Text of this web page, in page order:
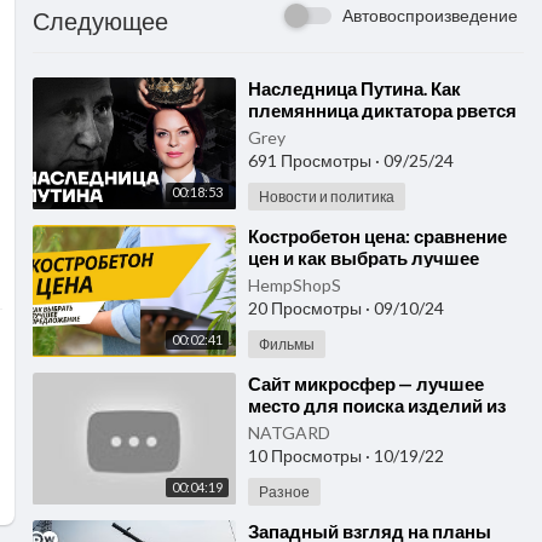
Следующее Автовоспроизведение
00:18:53
⁣Наследница Путина. Как
племянница диктатора рвется
к власти
Grey
691 Просмотры · 09/25/24
Новости и политика
00:02:41
⁣Костробетон цена: сравнение
цен и как выбрать лучшее
предложение
HempShopS
20 Просмотры · 09/10/24
Фильмы
00:04:19
⁣Сайт микросфер — лучшее
место для поиска изделий из
микросфер, в том числе
компании Артрейд.
NATGARD
10 Просмотры · 10/19/22
Разное
⁣Западный взгляд на планы